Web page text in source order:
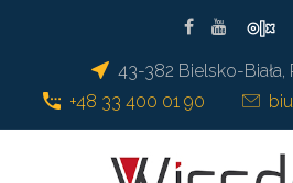
43-382 Bielsko-Biała,
+48 33 400 01 90